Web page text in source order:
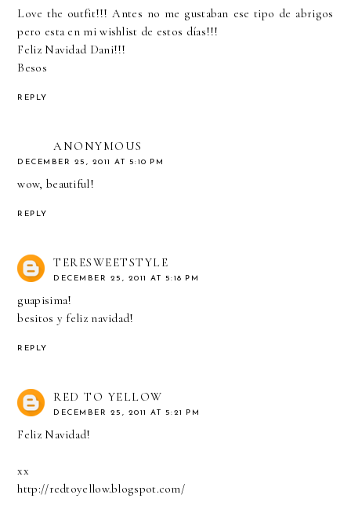
Love the outfit!!! Antes no me gustaban ese tipo de abrigos
pero esta en mi wishlist de estos días!!!
Feliz Navidad Dani!!!
Besos
REPLY
ANONYMOUS
DECEMBER 25, 2011 AT 5:10 PM
wow, beautiful!
REPLY
TERESWEETSTYLE
DECEMBER 25, 2011 AT 5:18 PM
guapisima!
besitos y feliz navidad!
REPLY
RED TO YELLOW
DECEMBER 25, 2011 AT 5:21 PM
Feliz Navidad!
xx
http://redtoyellow.blogspot.com/